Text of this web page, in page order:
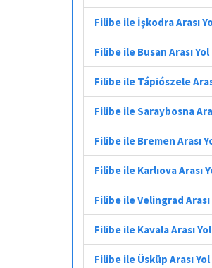
Filibe ile İşkodra Arası
Filibe ile Busan Arası
Filibe ile Tápiószele
Filibe ile Saraybosna
Filibe ile Bremen Arası
Filibe ile Karlıova Arası
Filibe ile Velingrad
Filibe ile Kavala Arası
Filibe ile Üsküp Arası